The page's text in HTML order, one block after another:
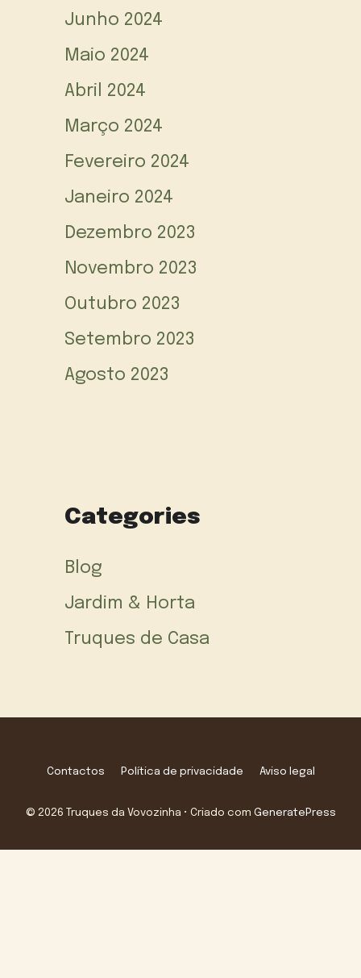
Junho 2024
Maio 2024
Abril 2024
Março 2024
Fevereiro 2024
Janeiro 2024
Dezembro 2023
Novembro 2023
Outubro 2023
Setembro 2023
Agosto 2023
Categories
Blog
Jardim & Horta
Truques de Casa
Contactos Política de privacidade Aviso legal
© 2026 Truques da Vovozinha • Criado com GeneratePress